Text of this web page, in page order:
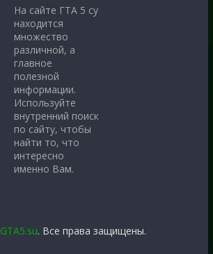
На сайте ГТА 5 су
находится
множество
различной, а
главное
полезной
информации.
Используйте
внутренний поиск
по сайту, чтобы
найти то, что
интересно
именно Вам.
GTA5.su. Все права защищены.